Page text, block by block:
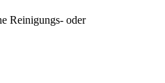
Reinigungs- oder